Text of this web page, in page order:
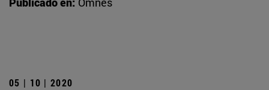
05 | 10 | 2020